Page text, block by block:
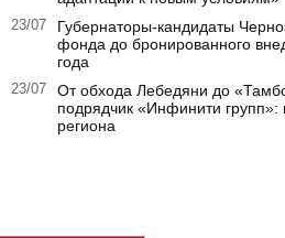
23/07
Губернаторы‑кандидаты
фонда до бронированного
года
23/07
От обхода Лебедяни до
подрядчик «Инфинити групп»:
региона